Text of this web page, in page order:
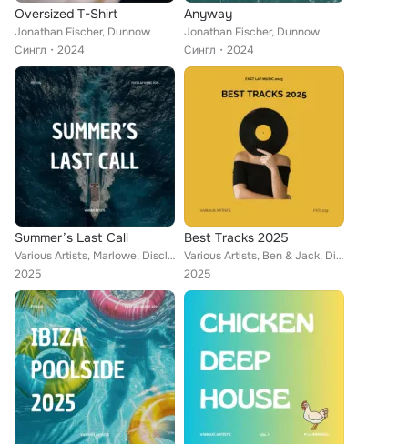
Oversized T-Shirt
Jonathan Fischer, Dunnow
Сингл
2024
Anyway
Jonathan Fischer, Dunnow
Сингл
2024
Summer’s Last Call
Various Artists, Marlowe, Discloser, AVA & ELLA, Dunnow, Daubic, Alex Pulse, Stardisco, Alex Rules, Ciava
2025
Best Tracks 2025
Various Artists, Ben & Jack, Discloser, Dunnow, Daubic, Seumas Norv, Stardisco, Jacquard, Alex Rules, Ava & Ella, Ciava
2025